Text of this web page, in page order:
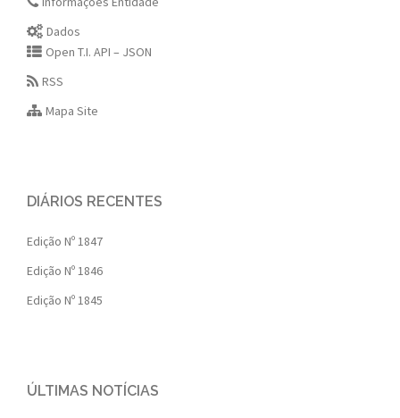
Dados
Open T.I. API – JSON
RSS
Mapa Site
DIÁRIOS RECENTES
Edição Nº 1847
Edição Nº 1846
Edição Nº 1845
ÚLTIMAS NOTÍCIAS